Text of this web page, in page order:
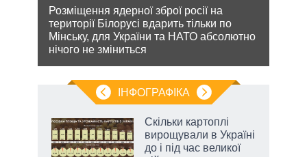
Розміщення ядерної зброї росії на
території Білорусі вдарить тільки по
Мінську, для України та НАТО абсолютно
нічого не зміниться
ІНФОГРАФІКА
Скільки картоплі
вирощували в Україні
до і під час великої